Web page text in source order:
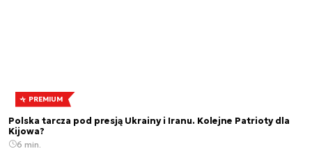
PREMIUM
Polska tarcza pod presją Ukrainy i Iranu. Kolejne Patrioty dla
Kijowa?
6 min.